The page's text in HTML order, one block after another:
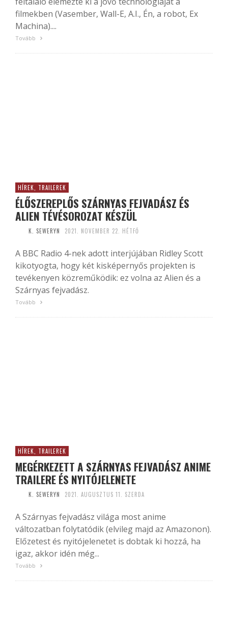
filmekben (Vasember, Wall-E, A.I., Én, a robot, Ex
Machina)....
Tovább
HÍREK, TRAILEREK
ÉLŐSZEREPLŐS SZÁRNYAS FEJVADÁSZ ÉS
ALIEN TÉVÉSOROZAT KÉSZÜL
K. SEWERYN 2021. NOVEMBER 22. HÉTFŐ
A BBC Radio 4-nek adott interjújában Ridley Scott
kikotyogta, hogy két kisképernyős projekten is
tevékenyen közreműködik: ez volna az Alien és a
Szárnyas fejvadász.
Tovább
HÍREK, TRAILEREK
MEGÉRKEZETT A SZÁRNYAS FEJVADÁSZ ANIME
TRAILERE ÉS NYITÓJELENETE
K. SEWERYN 2021. AUGUSZTUS 11. SZERDA
A Szárnyas fejvadász világa most anime
változatban folytatódik (elvileg majd az Amazonon).
Előzetest és nyitójelenetet is dobtak ki hozzá, ha
igaz, akkor idén még...
Tovább